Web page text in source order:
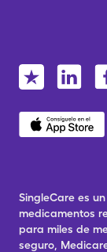
SingleCare es
medicamentos
para miles de
seguro,